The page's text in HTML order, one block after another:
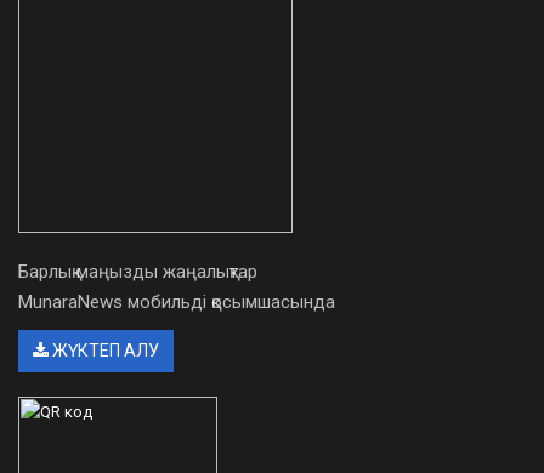
Барлық маңызды жаңалықтар
MunaraNews мобильді қосымшасында
ЖҮКТЕП АЛУ